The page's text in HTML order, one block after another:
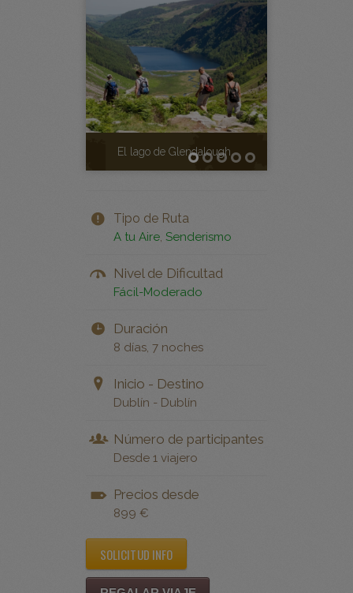
Nivel de Dificultad
Duración
Inicio - Destino
Número de participantes
Precios desde
SOLICITUD INFO
REGALAR VIAJE